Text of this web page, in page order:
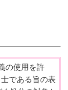
の使用を許
である旨の表